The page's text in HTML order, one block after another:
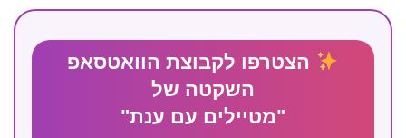
הצטרפו לקבוצת הוואטסאפ
השקטה של
"מטיילים עם ענת"